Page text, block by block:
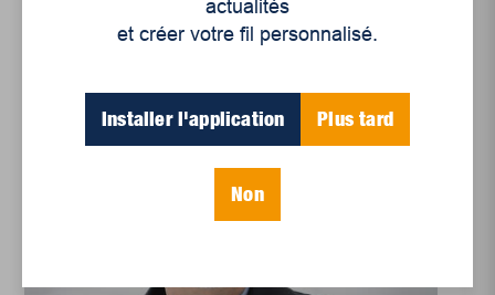
actualités
et créer votre fil personnalisé.
Installer l'application Plus tard
Non